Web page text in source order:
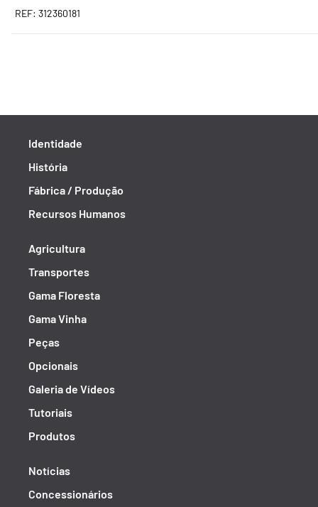
REF: 312360181
Identidade
História
Fábrica / Produção
Recursos Humanos
Agricultura
Transportes
Gama Floresta
Gama Vinha
Peças
Opcionais
Galeria de Vídeos
Tutoriais
Produtos
Notícias
Concessionários